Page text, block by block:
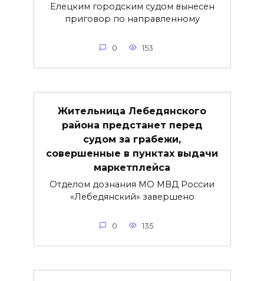
Елецким городским судом вынесен
приговор по направленному
0 153
Жительница Лебедянского
района предстанет перед
судом за грабежи,
совершенные в пунктах выдачи
маркетплейса
Отделом дознания МО МВД России
«Лебедянский» завершено
0 135